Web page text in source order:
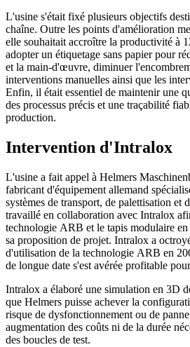
L'usine s'était fixé plusieurs objectifs
chaîne. Outre les points d'amélioration
elle souhaitait accroître la productivité à
adopter un étiquetage sans papier pour
et la main-d'œuvre, diminuer
interventions manuelles ainsi que les
Enfin, il était essentiel de maintenir une
des processus précis et une traçabilité
production.
Intervention d'Intralox
L'usine a fait appel à Helmers
fabricant d'équipement allemand
systèmes de transport, de palettisation et
travaillé en collaboration avec Intralox
technologie ARB et le tapis modulaire
sa proposition de projet. Intralox a
d'utilisation de la technologie ARB en
de longue date s'est avérée profitable
Intralox a élaboré une simulation en 3D
que Helmers puisse achever la
risque de dysfonctionnement ou de
augmentation des coûts ni de la durée
des boucles de test.